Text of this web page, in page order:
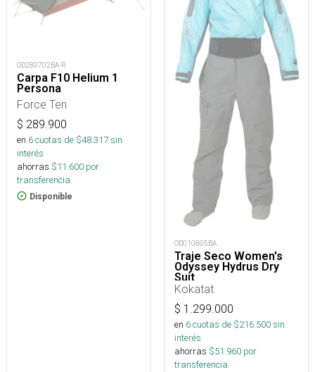
OD280702BA-R
Carpa F10 Helium 1
Persona
Force Ten
$ 289.900
en 6cuotas de $48.317sin
interés
ahorras $11.600 por
transferencia.
Disponible
OD010805BA
Traje Seco Women's
Odyssey Hydrus Dry
Suit
Kokatat
$ 1.299.000
en 6cuotas de $216.500sin
interés
ahorras $51.960 por
transferencia.